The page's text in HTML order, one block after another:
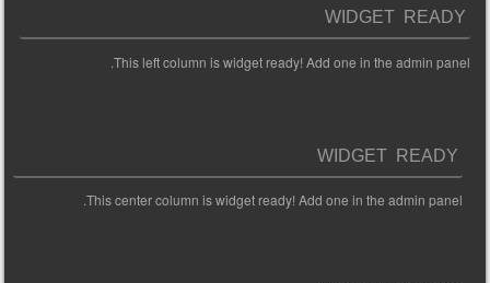
WIDGET READY
This left column is widget ready! Add one in the admin panel.
WIDGET READY
This center column is widget ready! Add one in the admin panel.